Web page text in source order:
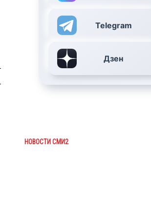
Telegram
Дзен
НОВОСТИ СМИ2